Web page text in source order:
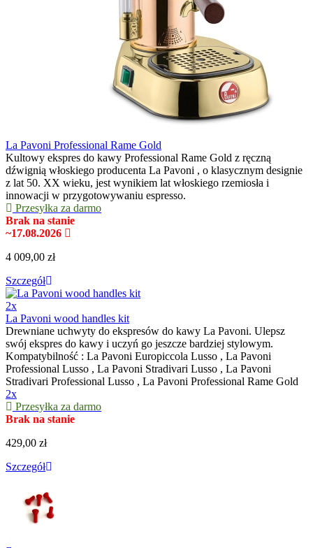
La Pavoni Professional Rame Gold
Kultowy ekspres do kawy Professional Rame Gold z ręczną
dźwignią włoskiego producenta La Pavoni , o klasycznym designie
z lat 50. XX wieku, jest wynikiem lat włoskiego rzemiosła i
innowacji w przygotowywaniu espresso.
Przesyłka za darmo
Brak na stanie
~17.08.2026
4 009,00 zł
Szczegół
2x
La Pavoni wood handles kit
Drewniane uchwyty do ekspresów do kawy La Pavoni. Ulepsz
swój ekspres do kawy i uczyń go jeszcze bardziej stylowym.
Kompatybilność : La Pavoni Europiccola Lusso , La Pavoni
Professional Lusso , La Pavoni Stradivari Lusso , La Pavoni
Stradivari Professional Lusso , La Pavoni Professional Rame Gold
2x
Przesyłka za darmo
Brak na stanie
429,00 zł
Szczegół